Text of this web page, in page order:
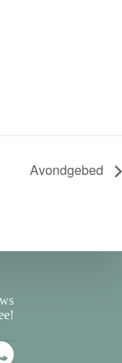
Avondgebed